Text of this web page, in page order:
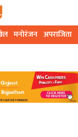
मनोरंजन अपराजिता